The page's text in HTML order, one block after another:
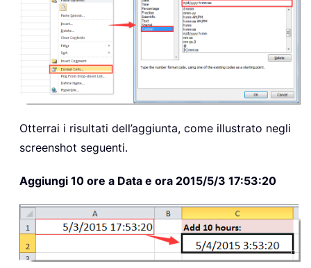
Otterrai i risultati dell’aggiunta, come illustrato negli
screenshot seguenti.
Aggiungi 10 ore a Data e ora 2015/5/3 17:53:20